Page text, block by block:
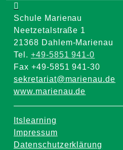
Schule Marienau
Neetzetalstraße 1
21368 Dahlem-Marienau
Tel. +49-5851 941-0
Fax +49-5851 941-30
sekretariat@marienau.de
www.marienau.de
Itslearning
Impressum
Datenschutzerklärung